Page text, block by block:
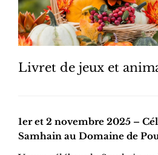
Livret de jeux et
1er et 2 novembre 2025 –
Samhain au Domaine de